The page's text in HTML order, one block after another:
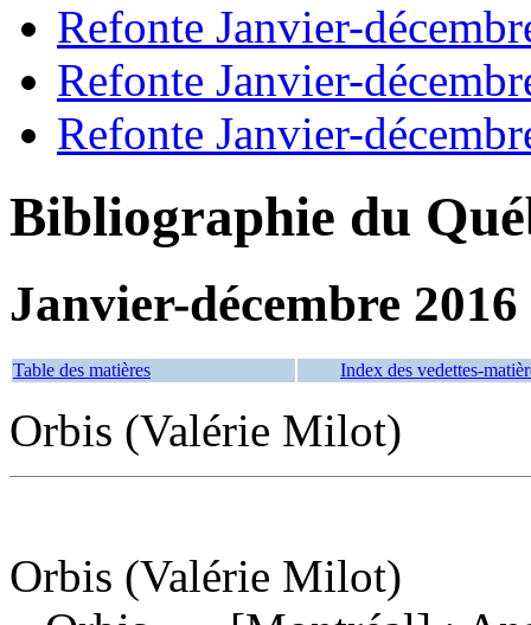
Refonte Janvier-
Refonte Janvier-
Refonte Janvier-
Bibliographie du
Janvier-décembre 2016
Table des matières Index des vedettes-
Orbis (Valérie Milot)
Orbis (Valérie Milot)